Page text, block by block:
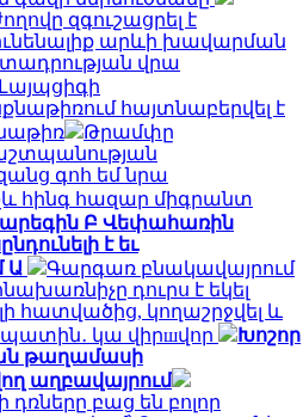
զգուշացրել է
արևի խավարման
վրա
Լայպցիգի
հայտնաբերվել է
Թրամփը
գոհ եմ նրա
հինգ հազար միգրանտ
Բ Վեփահառին
է եւ
Ա
Գարգառ բնակավայրում
դուրս է եկել
հատվածից, կողաշրջվել և
կա վիրшվոր
Խոշոր
թաղամասի
աղբավայրում
բաց են բոլոր